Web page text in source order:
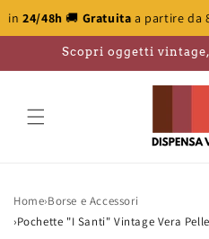
Gratuitaa partire da 89€
direttamente
ai contenuti
Scopri oggetti
Home›Borse e Accessori
›Pochette "I Santi" Vintage Vera